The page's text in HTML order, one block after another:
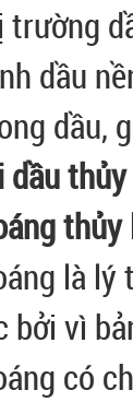
dầu
dầu,
dầu
là
bởi vì
có